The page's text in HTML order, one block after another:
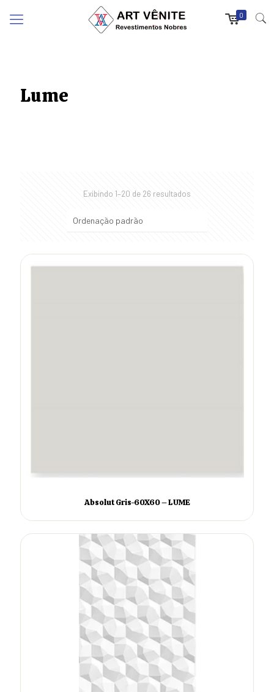
0
Lume
Exibindo 1–20 de 26 resultados
Absolut Gris-60X60 – LUME